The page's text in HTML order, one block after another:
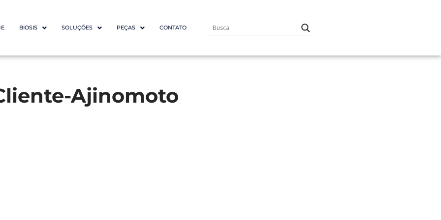
BIOSIS SOLUÇÕES PEÇAS CONTATO
Ajinomoto